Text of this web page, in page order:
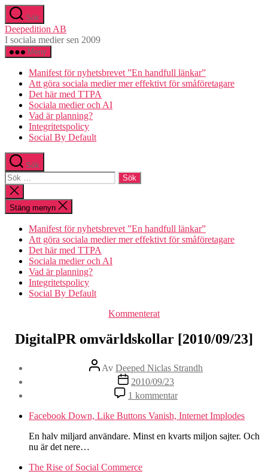
Hoppa
till
innehåll
Sök
Deepedition AB
I sociala medier sen 2009
Meny
Manifest för nyhetsbrevet ”En handfull länkar”
Att göra sociala medier mer effektivt för småföretagare
Det här med TTPA
Sociala medier och AI
Vad är planning?
Integritetspolicy
Social By Default
Sök
Sök
efter:
Stäng
sökningen
Stäng menyn
Manifest för nyhetsbrevet ”En handfull länkar”
Att göra sociala medier mer effektivt för småföretagare
Det här med TTPA
Sociala medier och AI
Vad är planning?
Integritetspolicy
Social By Default
Kategorier
Kommenterat
DigitalPR omvärldskollar [2010/09/23]
Inläggsförfattare
Av Deeped Niclas Strandh
Inläggsdatum
2010/09/23
1 kommentar
Facebook Down, Like Buttons Vanish, Internet Implodes
En halv miljard användare. Minst en kvarts miljon sajter. Och
nu är det nere…
The Rise of Social Commerce